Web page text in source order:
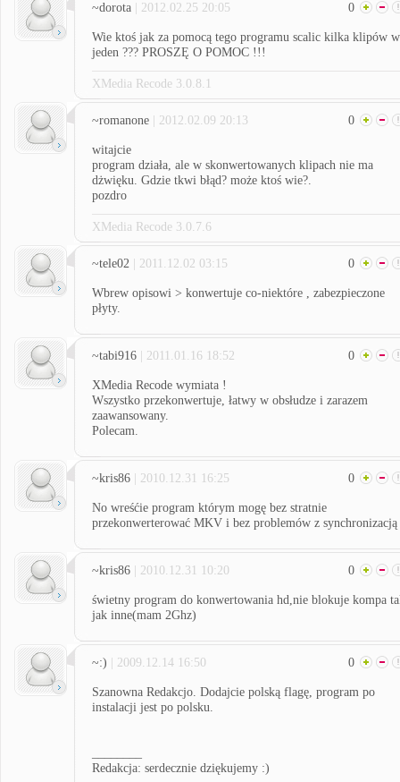
~dorota | 2012.02.25 20:05 0
Wie ktoś jak za pomocą tego programu scalic kilka klipów w
jeden ??? PROSZĘ O POMOC !!!
XMedia Recode 3.0.8.1
~romanone | 2012.02.09 20:13 0
witajcie
program działa, ale w skonwertowanych klipach nie ma
dżwięku. Gdzie tkwi błąd? może ktoś wie?.
pozdro
XMedia Recode 3.0.7.6
~tele02 | 2011.12.02 03:15 0
Wbrew opisowi > konwertuje co-niektóre , zabezpieczone
płyty.
~tabi916 | 2011.01.16 18:52 0
XMedia Recode wymiata !
Wszystko przekonwertuje, łatwy w obsłudze i zarazem
zaawansowany.
Polecam.
~kris86 | 2010.12.31 16:25 0
No wreśćie program którym mogę bez stratnie
przekonwerterować MKV i bez problemów z synchronizacją
~kris86 | 2010.12.31 10:20 0
świetny program do konwertowania hd,nie blokuje kompa
jak inne(mam 2Ghz)
~:) | 2009.12.14 16:50 0
Szanowna Redakcjo. Dodajcie polską flagę, program po
instalacji jest po polsku.
Redakcja: serdecznie dziękujemy :)